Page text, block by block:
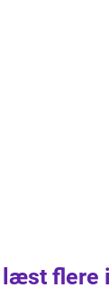
læst flere